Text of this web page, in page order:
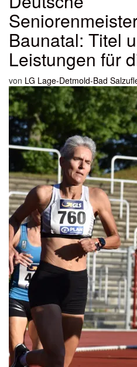
Baunatal: Titel
Leistungen für
von LG Lage-Detmold-Bad